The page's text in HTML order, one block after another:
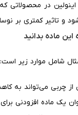
اینولین در محصولاتی
و تاثیر کمتری بر
ماده بدانید
شامل موارد زیر است:
از چربی می‌تواند به
یک ماده افزودنی